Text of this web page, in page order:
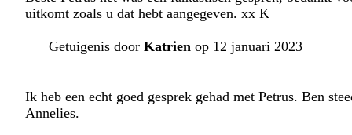
uitkomt zoals u dat hebt aangegeven. xx K
Getuigenis door Katrien op 12 januari 2023
Ik heb een echt goed gesprek gehad met Petrus. Ben
Annelies.